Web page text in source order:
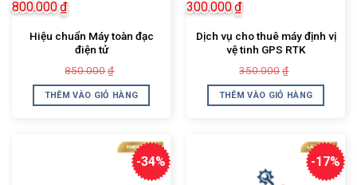
Hiệu chuẩn Máy toàn đạc
điện tử
850.000 ₫
là:
850.000₫.
800.000₫
tại
là:
THÊM VÀO GIỎ HÀNG
Dịch vụ cho thuê máy định vị
vệ tinh GPS RTK
350.000 ₫
là:
350.000₫.
300.000₫
tại
là:
THÊM VÀO GIỎ HÀNG
-34% -17%